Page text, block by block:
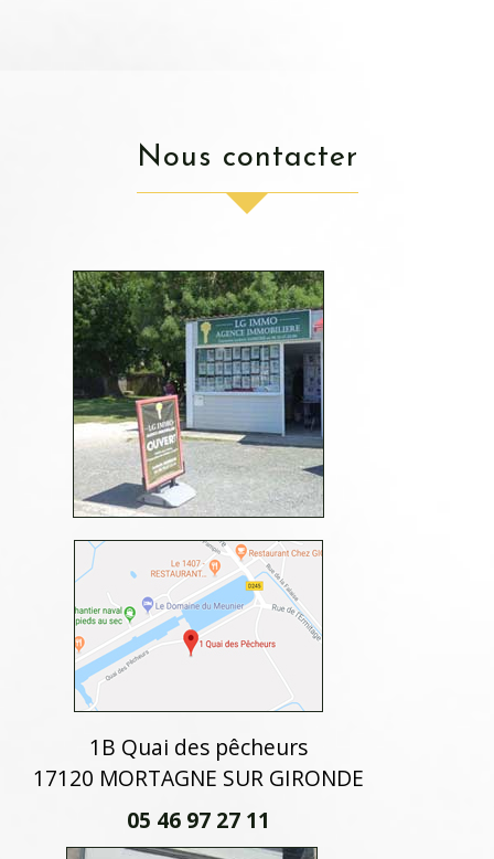
nous contacter
1B Quai des pêcheurs
17120 MORTAGNE SUR GIRONDE
05 46 97 27 11